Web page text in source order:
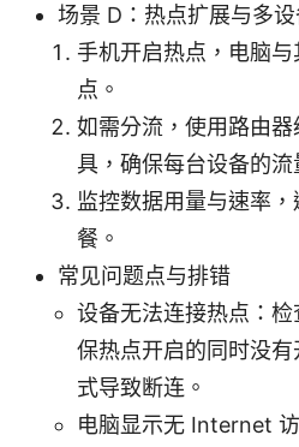
场景 D：热点扩展与多设
手机开启热点，电脑
点。
如需分流，使用路由
具，确保每台设备的流
监控数据用量与速率
餐。
常见问题点与排错
设备无法连接热点：
保热点开启的同时没
式导致断连。
电脑显示无 Internet